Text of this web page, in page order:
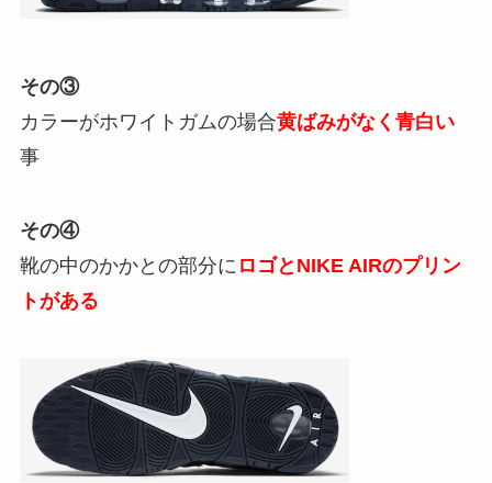
その③
カラーがホワイトガムの場合黄ばみがなく青白い
事
その④
靴の中のかかとの部分に ロゴとNIKE AIRのプリン
トがある